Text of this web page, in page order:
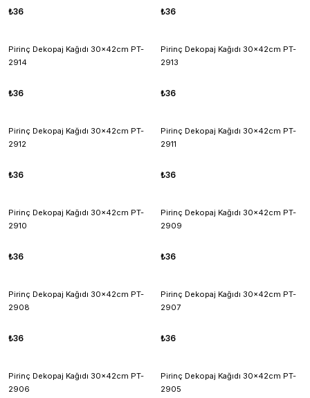
₺36 ₺36
Pirinç Dekopaj Kağıdı 30x42cm PT-
2914
₺36
Pirinç Dekopaj Kağıdı 30x42cm PT-
2913
₺36
Pirinç Dekopaj Kağıdı 30x42cm PT-
2912
₺36
Pirinç Dekopaj Kağıdı 30x42cm PT-
2911
₺36
Pirinç Dekopaj Kağıdı 30x42cm PT-
2910
₺36
Pirinç Dekopaj Kağıdı 30x42cm PT-
2909
₺36
Pirinç Dekopaj Kağıdı 30x42cm PT-
2908
₺36
Pirinç Dekopaj Kağıdı 30x42cm PT-
2907
₺36
Pirinç Dekopaj Kağıdı 30x42cm PT-
2906
Pirinç Dekopaj Kağıdı 30x42cm PT-
2905